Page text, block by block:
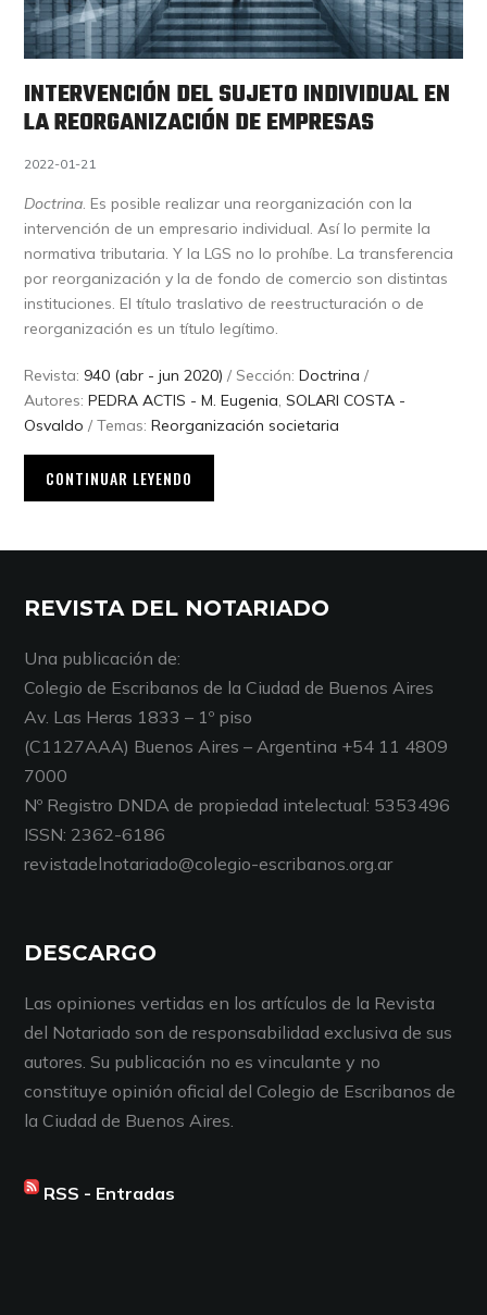
INTERVENCIÓN DEL SUJETO INDIVIDUAL EN
LA REORGANIZACIÓN DE EMPRESAS
2022-01-21
Doctrina. Es posible realizar una reorganización con la
intervención de un empresario individual. Así lo permite la
normativa tributaria. Y la LGS no lo prohíbe. La transferencia
por reorganización y la de fondo de comercio son distintas
instituciones. El título traslativo de reestructuración o de
reorganización es un título legítimo.
Revista: 940 (abr - jun 2020) / Sección:Doctrina /
Autores:PEDRA ACTIS - M. Eugenia,SOLARI COSTA -
Osvaldo / Temas:Reorganización societaria
CONTINUAR LEYENDO
REVISTA DEL NOTARIADO
Una publicación de:
Colegio de Escribanos de la Ciudad de Buenos Aires
Av. Las Heras 1833 – 1º piso
(C1127AAA) Buenos Aires – Argentina +54 11 4809
7000
Nº Registro DNDA de propiedad intelectual: 5353496
ISSN: 2362-6186
revistadelnotariado@colegio-escribanos.org.ar
DESCARGO
Las opiniones vertidas en los artículos de la Revista
del Notariado son de responsabilidad exclusiva de sus
autores. Su publicación no es vinculante y no
constituye opinión oficial del Colegio de Escribanos de
la Ciudad de Buenos Aires.
RSS - Entradas